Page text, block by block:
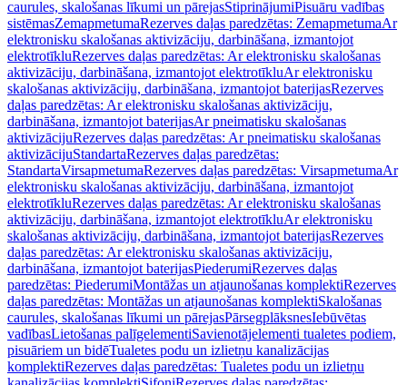
caurules, skalošanas līkumi un pārejasStiprinājumiPisuāru vadības
sistēmasZemapmetumaRezerves daļas paredzētas: ZemapmetumaAr
elektronisku skalošanas aktivizāciju, darbināšana, izmantojot
elektrotīkluRezerves daļas paredzētas: Ar elektronisku skalošanas
aktivizāciju, darbināšana, izmantojot elektrotīkluAr elektronisku
skalošanas aktivizāciju, darbināšana, izmantojot baterijasRezerves
daļas paredzētas: Ar elektronisku skalošanas aktivizāciju,
darbināšana, izmantojot baterijasAr pneimatisku skalošanas
aktivizācijuRezerves daļas paredzētas: Ar pneimatisku skalošanas
aktivizācijuStandartaRezerves daļas paredzētas:
StandartaVirsapmetumaRezerves daļas paredzētas: VirsapmetumaAr
elektronisku skalošanas aktivizāciju, darbināšana, izmantojot
elektrotīkluRezerves daļas paredzētas: Ar elektronisku skalošanas
aktivizāciju, darbināšana, izmantojot elektrotīkluAr elektronisku
skalošanas aktivizāciju, darbināšana, izmantojot baterijasRezerves
daļas paredzētas: Ar elektronisku skalošanas aktivizāciju,
darbināšana, izmantojot baterijasPiederumiRezerves daļas
paredzētas: PiederumiMontāžas un atjaunošanas komplektiRezerves
daļas paredzētas: Montāžas un atjaunošanas komplektiSkalošanas
caurules, skalošanas līkumi un pārejasPārsegplāksnesIebūvētas
vadībasLietošanas palīgelementiSavienotājelementi tualetes podiem,
pisuāriem un bidēTualetes podu un izlietņu kanalizācijas
komplektiRezerves daļas paredzētas: Tualetes podu un izlietņu